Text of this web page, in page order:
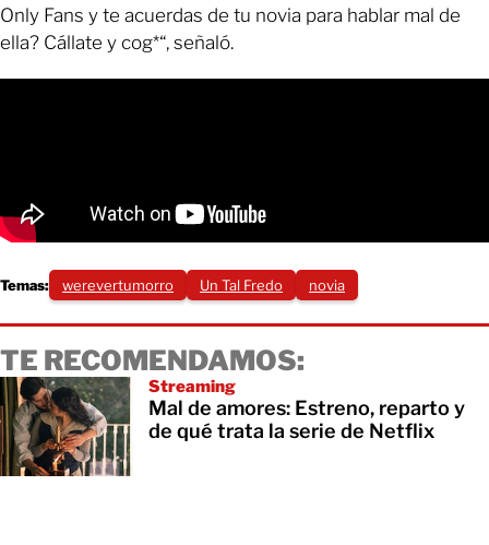
Only Fans y te acuerdas de tu novia para hablar mal de
ella? Cállate y cog*“, señaló.
Temas: werevertumorro Un Tal Fredo novia
TE RECOMENDAMOS:
Streaming
Mal de amores: Estreno, reparto y
de qué trata la serie de Netflix